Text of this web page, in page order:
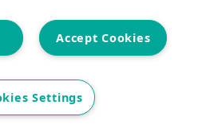
(no disponemos de fotos
de las llaves dependerá
caso de que el cliente lo
(abogado y
Accept Cookies
Settings